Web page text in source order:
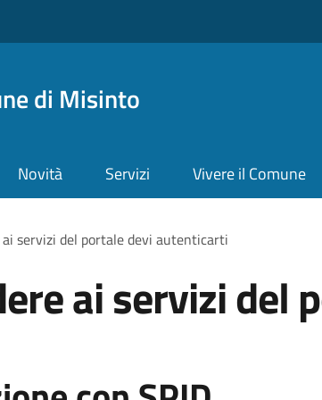
di Misinto
Novità Servizi Vivere il Comune
pane
ai servizi del portale devi autenticarti
ai servizi